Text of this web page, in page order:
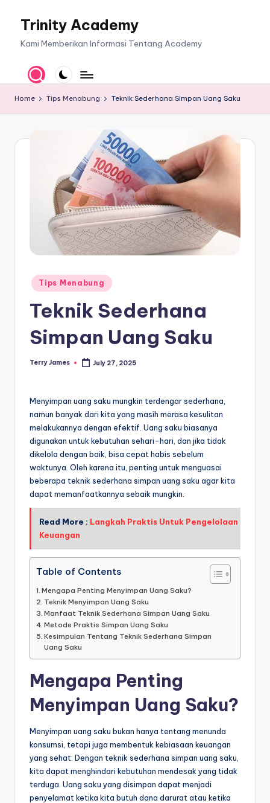
Trinity Academy
Kami Memberikan Informasi Tentang Academy
Home Tips Menabung Teknik Sederhana Simpan Uang Saku
Posted
in
Tips Menabung
Teknik Sederhana
Simpan Uang Saku
Posted
Terry James July 27, 2025
Menyimpan uang saku mungkin terdengar sederhana,
namun banyak dari kita yang masih merasa kesulitan
melakukannya dengan efektif. Uang saku biasanya
digunakan untuk kebutuhan sehari-hari, dan jika tidak
dikelola dengan baik, bisa cepat habis sebelum
waktunya. Oleh karena itu, penting untuk menguasai
beberapa teknik sederhana simpan uang saku agar kita
dapat memanfaatkannya sebaik mungkin.
Read More : Langkah Praktis Untuk Pengelolaan
Keuangan
Table of Contents
Mengapa Penting Menyimpan Uang Saku?
Teknik Menyimpan Uang Saku
Manfaat Teknik Sederhana Simpan Uang Saku
Metode Praktis Simpan Uang Saku
Kesimpulan Tentang Teknik Sederhana Simpan
Uang Saku
Mengapa Penting
Menyimpan Uang Saku?
Menyimpan uang saku bukan hanya tentang menunda
konsumsi, tetapi juga membentuk kebiasaan keuangan
yang sehat. Dengan teknik sederhana simpan uang saku,
kita dapat menghindari kebutuhan mendesak yang tidak
terduga. Uang saku yang disimpan dapat menjadi
penyelamat ketika kita butuh dana darurat atau ketika